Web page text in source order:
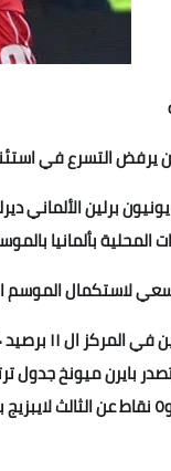
يرفض التسرع في
برلين الألماني
المحلية بألمانيا
لاستكمال الموسم